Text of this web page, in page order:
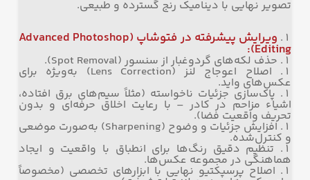
تصویر نهایی با دینامیک رنج گسترده و طبیعی.
ویرایش پیشرفته در فتوشاپ (Advanced Photoshop
Editing):
حذف لکه‌های گردوغبار از سنسور (Spot Removal).
اصلاح اعوجاج لنز (Lens Correction) به‌ویژه برای
عکس‌های واید.
پاک‌سازی جزئیات ناخواسته (مثلاً سیم‌های برق افتاده،
اشیاء مزاحم در کادر – با رعایت اخلاق حرفه‌ای و بدون
تحریف واقعیت فضا).
افزایش جزئیات و وضوح (Sharpening) به‌صورت موضعی
و کنترل‌شده.
تنظیم دقیق رنگ‌ها برای انطباق با واقعیت و ایجاد
هماهنگی در مجموعه عکس‌ها.
اصلاح پرسپکتیو نهایی با ابزارهای تخصصی (مخصوصاً